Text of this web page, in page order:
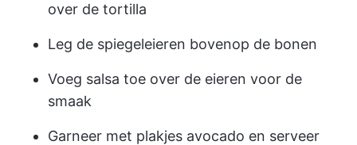
over de tortilla
Leg de spiegeleieren bovenop de bonen
Voeg salsa toe over de eieren voor de
smaak
Garneer met plakjes avocado en serveer